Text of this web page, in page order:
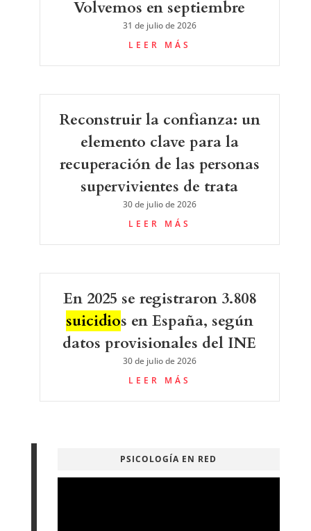
Volvemos en septiembre
31 de julio de 2026
LEER MÁS
Reconstruir la confianza: un
elemento clave para la
recuperación de las personas
supervivientes de trata
30 de julio de 2026
LEER MÁS
En 2025 se registraron 3.808
suicidios en España, según
datos provisionales del INE
30 de julio de 2026
LEER MÁS
PSICOLOGÍA EN RED